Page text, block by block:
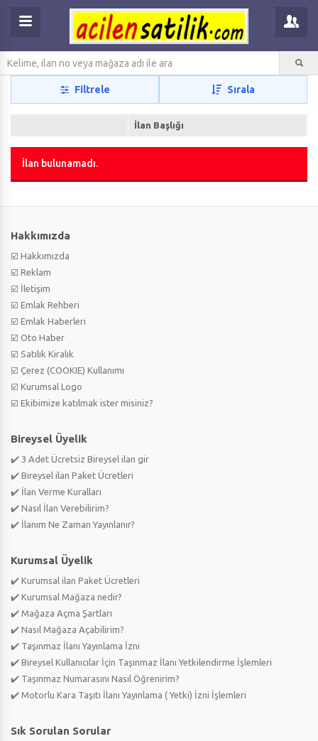
Filtrele Sırala
İlan Başlığı
İlan bulunamadı.
Hakkımızda
☑️ Hakkımızda
☑️ Reklam
☑️ İletişim
☑️ Emlak Rehberi
☑️ Emlak Haberleri
☑️ Oto Haber
☑️ Satılık Kiralık
☑️ Çerez (COOKIE) Kullanımı
☑️ Kurumsal Logo
☑️ Ekibimize katılmak ister misiniz?
Bireysel Üyelik
✔️ 3 Adet Ücretsiz Bireysel ilan gir
✔️ Bireysel ilan Paket Ücretleri
✔️ İlan Verme Kuralları
✔️ Nasıl İlan Verebilirim?
✔️ İlanım Ne Zaman Yayınlanır?
Kurumsal Üyelik
✔️ Kurumsal ilan Paket Ücretleri
✔️ Kurumsal Mağaza nedir?
✔️ Mağaza Açma Şartları
✔️ Nasıl Mağaza Açabilirim?
✔️ Taşınmaz İlanı Yayınlama İzni
✔️ Bireysel Kullanıcılar İçin Taşınmaz İlanı Yetkilendirme İşlemleri
✔️ Taşınmaz Numarasını Nasıl Öğrenirim?
✔️ Motorlu Kara Taşıtı İlanı Yayınlama ( Yetki) İzni İşlemleri
Sık Sorulan Sorular